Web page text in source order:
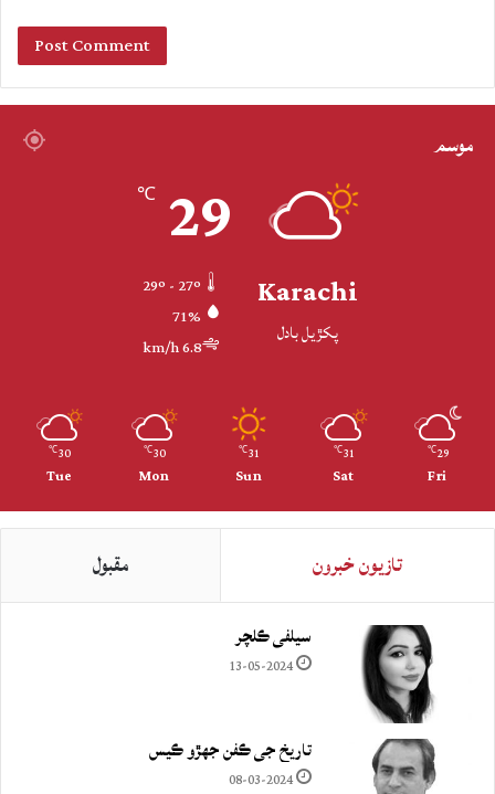
موسم
Karachi
پکڙيل بادل
29
℃
71%
6.8 km/h
29
℃
Fri
31
℃
Sat
31
℃
Sun
30
℃
Mon
30
℃
Tue
تازيون خبرون مقبول
سيلفي ڪلچر
13-05-2024
تاريخ جي ڪفن جھڙو ڪيس
08-03-2024